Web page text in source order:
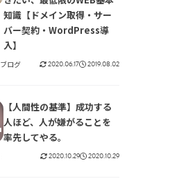
知識【ドメイン取得・サー
バー契約・WordPress導
入】
ブログ 2020.06.17 2019.08.02
【人間性の基準】成功する
人ほど、人が嫌がることを
率先してやる。
2020.10.29 2020.10.29